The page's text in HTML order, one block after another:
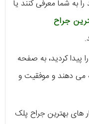
به شما معرفی کنند یا
جراح
پیدا کردید، به صفحه
می دهند و موفقیت و
های بهترین جراح پلک